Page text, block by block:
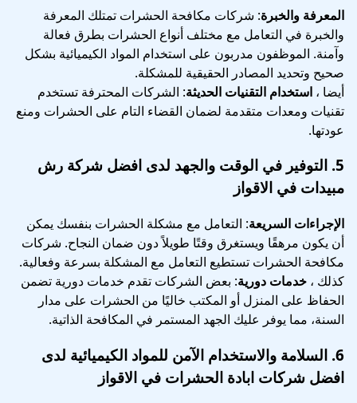
المعرفة والخبرة: شركات مكافحة الحشرات تمتلك المعرفة
والخبرة في التعامل مع مختلف أنواع الحشرات بطرق فعالة
وآمنة. الموظفون مدربون على استخدام المواد الكيميائية بشكل
صحيح وتحديد المصادر الحقيقية للمشكلة.
أيضا ، استخدام التقنيات الحديثة: الشركات المحترفة تستخدم
تقنيات ومعدات متقدمة لضمان القضاء التام على الحشرات ومنع
عودتها.
5. التوفير في الوقت والجهد لدى افضل شركة رش
مبيدات في الاقواز
الإجراءات السريعة: التعامل مع مشكلة الحشرات بنفسك يمكن
أن يكون مرهقًا ويستغرق وقتًا طويلاً دون ضمان النجاح. شركات
مكافحة الحشرات تستطيع التعامل مع المشكلة بسرعة وفعالية.
كذلك ، خدمات دورية: بعض الشركات تقدم خدمات دورية تضمن
الحفاظ على المنزل أو المكتب خاليًا من الحشرات على مدار
السنة، مما يوفر عليك الجهد المستمر في المكافحة الذاتية.
6. السلامة والاستخدام الآمن للمواد الكيميائية لدى
افضل شركات ابادة الحشرات في الاقواز